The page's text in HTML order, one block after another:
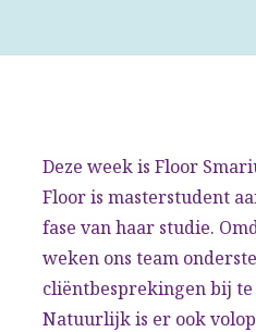
Deze week is Floor
Floor is masterstudent
fase van haar studie.
weken ons team
cliëntbesprekingen bij
Natuurlijk is er ook